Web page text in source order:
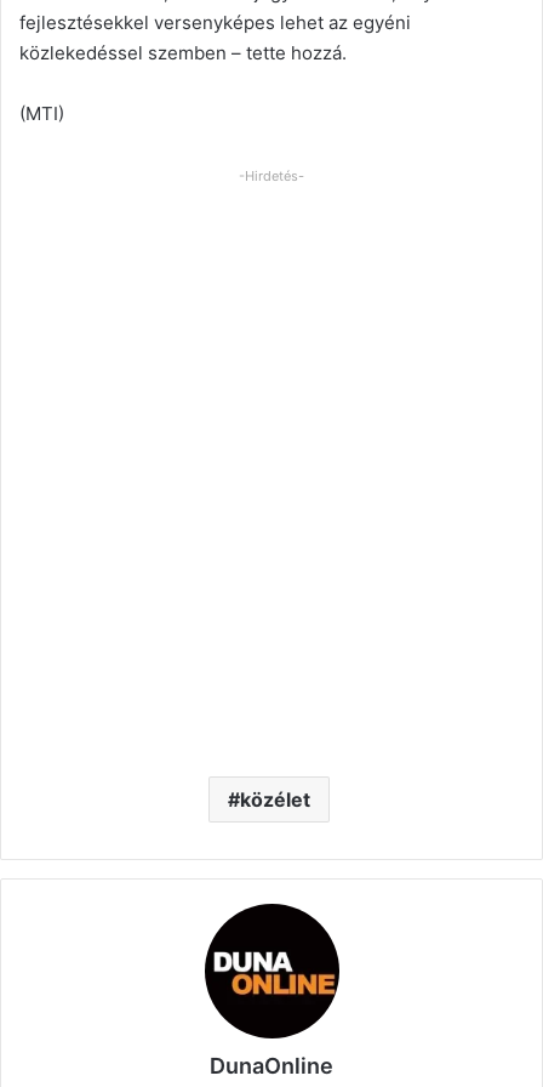
fejlesztésekkel versenyképes lehet az egyéni
közlekedéssel szemben – tette hozzá.
(MTI)
-Hirdetés-
közélet
DunaOnline